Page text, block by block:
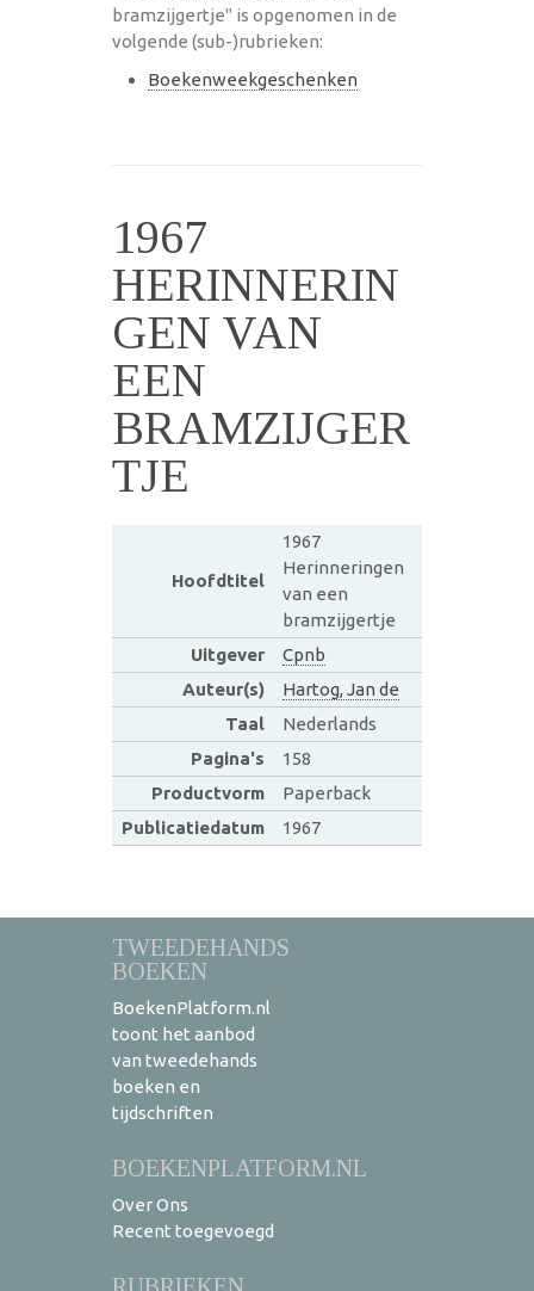
bramzijgertje" is opgenomen in de
volgende (sub-)rubrieken:
Boekenweekgeschenken
1967
HERINNERIN
GEN VAN
EEN
BRAMZIJGER
TJE
Hoofdtitel
1967
Herinneringen
van een
bramzijgertje
Uitgever
Cpnb
Auteur(s)
Hartog, Jan de
Taal
Nederlands
Pagina's
158
Productvorm
Paperback
Publicatiedatum
1967
TWEEDEHANDS
BOEKEN
BoekenPlatform.nl
toont het aanbod
van tweedehands
boeken en
tijdschriften
BOEKENPLATFORM.NL
Over Ons
Recent toegevoegd